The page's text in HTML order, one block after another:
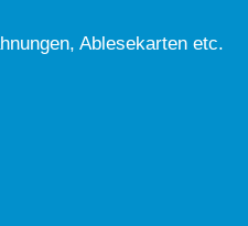
Ablesekarten etc.